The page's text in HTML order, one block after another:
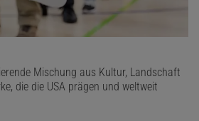
Mischung aus Kultur, Landschaft
die die USA prägen und weltweit